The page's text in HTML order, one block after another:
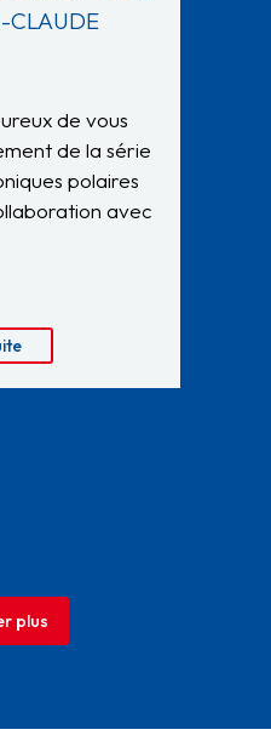
CLAUDE
de vous
de la série
polaires
avec
plus